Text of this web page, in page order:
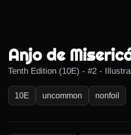
Anjo de
Tenth Edition (10E) - #2 -
10E uncommon nonfoil